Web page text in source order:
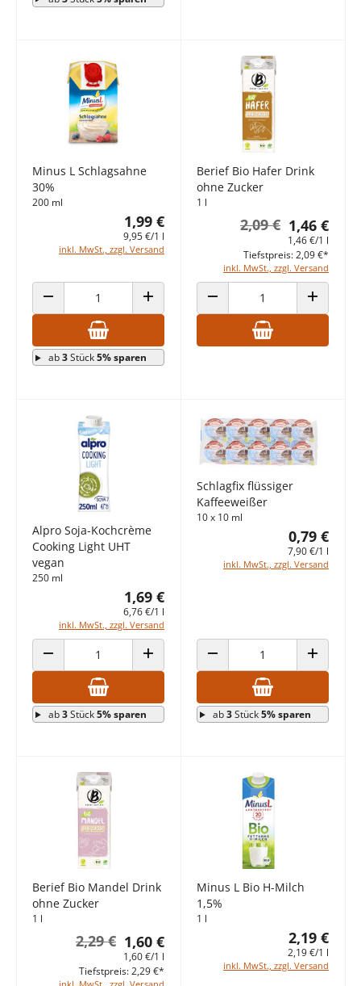
Minus L Schlagsahne
30%
200 ml
1,99 €
9,95 €/1 l
inkl. MwSt., zzgl. Versand
ANZAHL VERRINGERN ANZAHL ERHÖHEN
ab3Stück5% sparen
Berief Bio Hafer Drink
ohne Zucker
1 l
1,46 €
2,09 €
1,46 €/1 l
inkl. MwSt., zzgl. Versand
Tiefstpreis: 2,09 €*
ANZAHL VERRINGERN ANZAHL
Alpro Soja-Kochcrème
Cooking Light UHT
vegan
250 ml
1,69 €
6,76 €/1 l
inkl. MwSt., zzgl. Versand
ANZAHL VERRINGERN ANZAHL ERHÖHEN
ab3Stück5% sparen
Schlagfix flüssiger
Kaffeeweißer
10 x 10 ml
0,79 €
7,90 €/1 l
inkl. MwSt., zzgl. Versand
ANZAHL VERRINGERN ANZAHL
ab3Stück5% sparen
Berief Bio Mandel Drink
ohne Zucker
1 l
1,60 €
2,29 €
1,60 €/1 l
Tiefstpreis: 2,29 €*
Minus L Bio H-Milch
1,5%
1 l
2,19 €
2,19 €/1 l
inkl. MwSt., zzgl. Versand